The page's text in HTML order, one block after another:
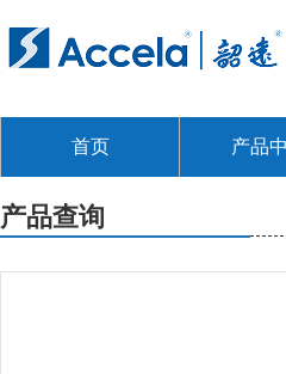
首页 产品
产品查询